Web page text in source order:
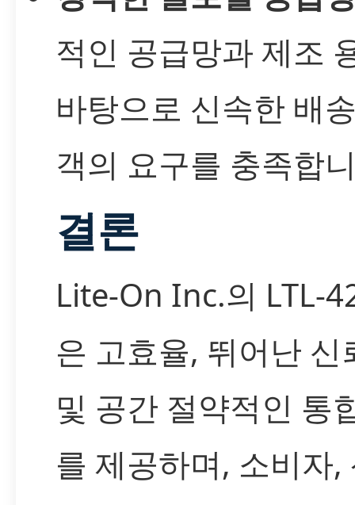
적인 공급망과 제조
바탕으로 신속한 배
객의 요구를 충족합
결론
Lite-On Inc.의 LTL-
은 고효율, 뛰어난 신
및 공간 절약적인 통
를 제공하며, 소비자,